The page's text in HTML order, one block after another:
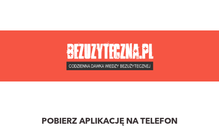
POBIERZ APLIKACJĘ NA TELEFON